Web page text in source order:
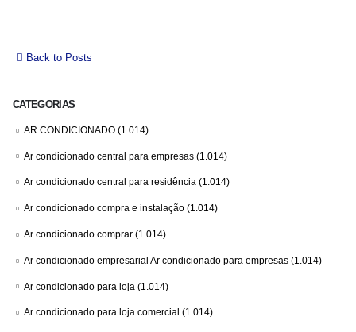
Back to Posts
CATEGORIAS
AR CONDICIONADO (1.014)
Ar condicionado central para empresas (1.014)
Ar condicionado central para residência (1.014)
Ar condicionado compra e instalação (1.014)
Ar condicionado comprar (1.014)
Ar condicionado empresarial Ar condicionado para empresas (1.014)
Ar condicionado para loja (1.014)
Ar condicionado para loja comercial (1.014)